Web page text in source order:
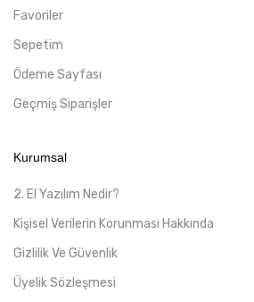
Favoriler
Sepetim
Ödeme Sayfası
Geçmiş Siparişler
Kurumsal
2. El Yazılım Nedir?
Kişisel Verilerin Korunması Hakkında
Gizlilik Ve Güvenlik
Üyelik Sözleşmesi